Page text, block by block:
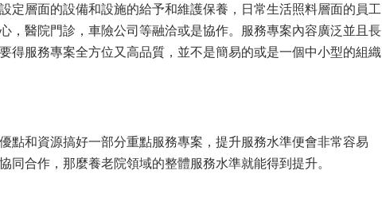
定層面的設備和設施的給予和維護保養，日常生活照料層面的員工
，醫院門診，車險公司等融洽或是協作。服務專案內容廣泛並且長
得服務專案全方位又高品質，並不是簡易的或是一個中小型的組織
點和資源搞好一部分重點服務專案，提升服務水準便會非常容易
合作，那麼養老院領域的整體服務水準就能得到提升。